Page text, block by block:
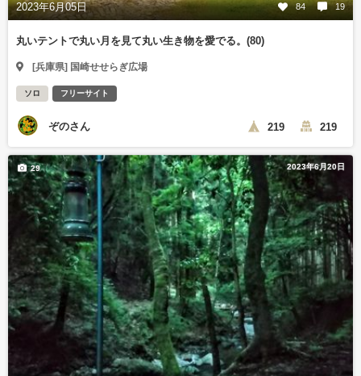
2023年6月05日 84 19
丸いテントで丸い月を見て丸い生き物を愛でる。(80)
[兵庫県] 国崎せせらぎ広場
ソロ フリーサイト
ぞのさん 219 219
2023年6月20日
29